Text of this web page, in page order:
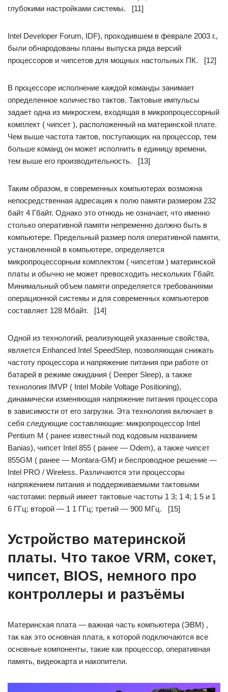
глубокими настройками системы. [11]
Intel Developer Forum, IDF), проходившем в феврале 2003 г.,
были обнародованы планы выпуска ряда версий
процессоров и чипсетов для мощных настольных ПК. [12]
В процессоре исполнение каждой команды занимает
определенное количество тактов. Тактовые импульсы
задает одна из микросхем, входящая в микропроцессорный
комплект ( чипсет ), расположенный на материнской плате.
Чем выше частота тактов, поступающих на процессор, тем
больше команд он может исполнить в единицу времени,
тем выше его производительность. [13]
Таким образом, в современных компьютерах возможна
непосредственная адресация к полю памяти размером 232
байт 4 Гбайт. Однако это отнюдь не означает, что именно
столько оперативной памяти непременно должно быть в
компьютере. Предельный размер поля оперативной памяти,
установленной в компьютере, определяется
микропроцессорным комплектом ( чипсетом ) материнской
платы и обычно не может превосходить нескольких Гбайт.
Минимальный объем памяти определяется требованиями
операционной системы и для современных компьютеров
составляет 128 Мбайт. [14]
Одной из технологий, реализующей указанные свойства,
является Enhanced Intel SpeedStep, позволяющая снижать
частоту процессора и напряжение питания при работе от
батарей в режиме ожидания ( Deeper Sleep), а также
технология IMVP ( Intel Mobile Voltage Positioning),
динамически изменяющая напряжение питания процессора
в зависимости от его загрузки. Эта технология включает в
себя следующие составляющие: микропроцессор Intel
Pentium М ( ранее известный под кодовым названием
Banias), чипсет Intel 855 ( ранее — Odem), а также чипсет
855GM ( ранее — Montara-GM) и беспроводное решение —
Intel PRO / Wireless. Различаются эти процессоры
напряжением питания и поддерживаемыми тактовыми
частотами: первый имеет тактовые частоты 1 3; 1 4; 1 5 и 1
6 ГГц; второй — 1 1 ГГц; третий — 900 МГц. [15]
Устройство материнской
платы. Что такое VRM, сокет,
чипсет, BIOS, немного про
контроллеры и разъёмы
Материнская плата — важная часть компьютера (ЭВМ) ,
так как это основная плата, к которой подключаются все
основные компоненты, такие как процессор, оперативная
память, видеокарта и накопители.